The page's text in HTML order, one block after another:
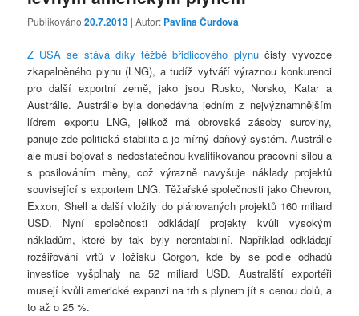
Publikováno20.7.2013 | Autor: Pavlína Čurdová
Z USA se stává díky těžbě břidlicového plynučistý vývozce
zkapalněného plynu (LNG), a tudíž vytváří výraznou konkurenci
pro další exportní země, jako jsou Rusko, Norsko, Katar a
Austrálie. Austrálie byla donedávna jedním z nejvýznamnějším
lídrem exportu LNG, jelikož má obrovské zásoby suroviny,
panuje zde politická stabilita a je mírný daňový systém. Austrálie
ale musí bojovat s nedostatečnou kvalifikovanou pracovní silou a
s posilováním měny, což výrazně navyšuje náklady projektů
související s exportem LNG. Těžařské společnosti jako Chevron,
Exxon, Shell a další vložily do plánovaných projektů 160 miliard
USD. Nyní společnosti odkládají projekty kvůli vysokým
nákladům, které by tak byly nerentabilní. Například odkládají
rozšiřování vrtů v ložisku Gorgon, kde by se podle odhadů
investice vyšplhaly na 52 miliard USD. Australští exportéři
musejí kvůli americké expanzi na trh s plynem jít s cenou dolů, a
to až o 25 %.